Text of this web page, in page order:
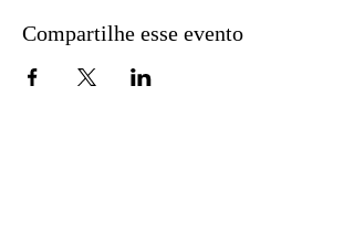
Compartilhe esse evento